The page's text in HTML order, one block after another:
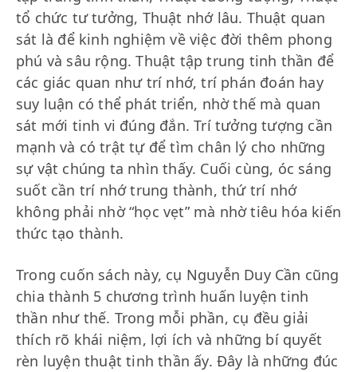
tổ chức tư tưởng, Thuật nhớ lâu. Thuật quan
sát là để kinh nghiệm về việc đời thêm phong
phú và sâu rộng. Thuật tập trung tinh thần để
các giác quan như trí nhớ, trí phán đoán hay
suy luận có thể phát triển, nhờ thế mà quan
sát mới tinh vi đúng đắn. Trí tưởng tượng cần
mạnh và có trật tự để tìm chân lý cho những
sự vật chúng ta nhìn thấy. Cuối cùng, óc sáng
suốt cần trí nhớ trung thành, thứ trí nhớ
không phải nhờ “học vẹt” mà nhờ tiêu hóa kiến
thức tạo thành.
Trong cuốn sách này, cụ Nguyễn Duy Cần cũng
chia thành 5 chương trình huấn luyện tinh
thần như thế. Trong mỗi phần, cụ đều giải
thích rõ khái niệm, lợi ích và những bí quyết
rèn luyện thuật tinh thần ấy. Đây là những đúc